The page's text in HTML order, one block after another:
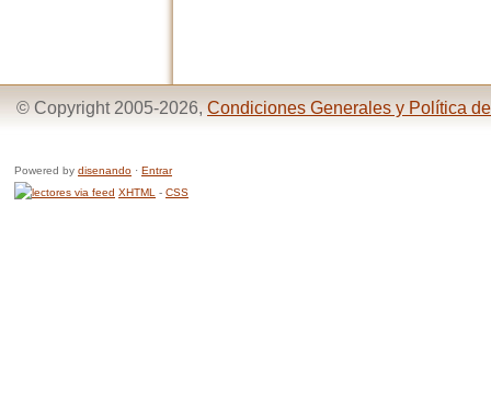
© Copyright 2005-2026, Condiciones Generales y Política
Powered by disenando · Entrar
XHTML
- CSS